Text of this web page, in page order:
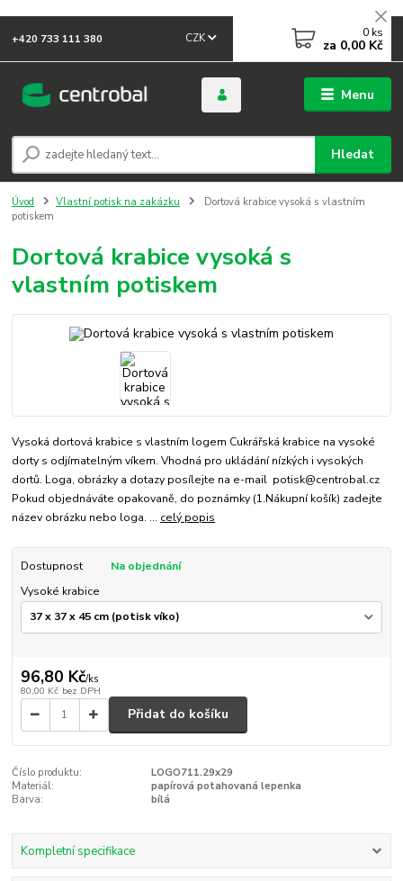
Menu
CZK
Hledat
+420 733 111 380 0 ks
za 0,00 Kč
Úvod Vlastní potisk na zakázku
Dortová krabice vysoká s vlastním
potiskem
Dortová krabice vysoká s
vlastním potiskem
Vysoká dortová krabice s vlastním logem Cukrářská krabice na vysoké
dorty s odjímatelným víkem. Vhodná pro ukládání nízkých i vysokých
dortů. Loga, obrázky a dotazy posílejte na e-mail potisk@centrobal.cz
Pokud objednáváte opakovaně, do poznámky (1.Nákupní košík) zadejte
název obrázku nebo loga. ... celý popis
Dostupnost
Na objednání
Vysoké krabice
96,80 Kč/ks
80,00 Kč bez DPH
Přidat do košíku
Číslo produktu:
LOGO711.29x29
Materiál:
papírová potahovaná lepenka
Barva:
bílá
Kompletní specifikace